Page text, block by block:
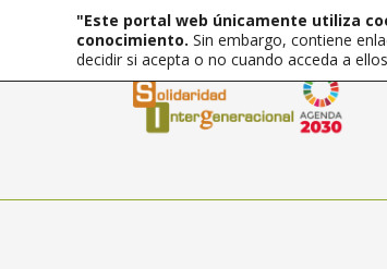
"Este portal web únicamente utiliza
conocimiento. Sin embargo, contiene
decidir si acepta o no cuando acceda a